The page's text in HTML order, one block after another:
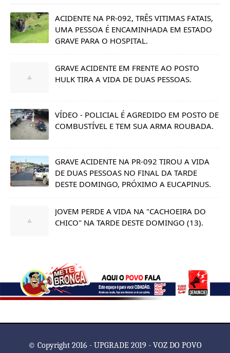
ACIDENTE NA PR-092, TRÊS VITIMAS FATAIS,
UMA PESSOA É ENCAMINHADA EM ESTADO
GRAVE PARA O HOSPITAL.
GRAVE ACIDENTE EM FRENTE AO POSTO
HULK TIRA A VIDA DE DUAS PESSOAS.
VÍDEO - POLICIAL É AGREDIDO EM POSTO DE
COMBUSTÍVEL E TEM SUA ARMA ROUBADA.
GRAVE ACIDENTE NA PR-092 TIROU A VIDA
DE DUAS PESSOAS NO FINAL DA TARDE
DESTE DOMINGO, PRÓXIMO A EUCAPINUS.
JOVEM PERDE A VIDA NA "CACHOEIRA DO
CHICO" NA TARDE DESTE DOMINGO (13).
© Copyright 2016 - UPGRADE 2019 - VOZ DO POVO